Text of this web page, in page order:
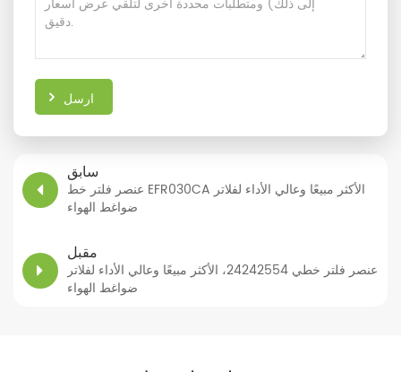
ارسل
سابق
عنصر فلتر خط EFR030CA الأكثر مبيعًا وعالي الأداء لفلاتر
ضواغط الهواء
مقبل
عنصر فلتر خطي 24242554، الأكثر مبيعًا وعالي الأداء لفلاتر
ضواغط الهواء